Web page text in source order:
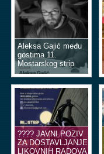
Aleksa Gajić među
gostima 11.
Mostarskog strip
vikenda
???? JAVNI POZIV
ZA DOSTAVLJANJE
LIKOVNIH RADOVA